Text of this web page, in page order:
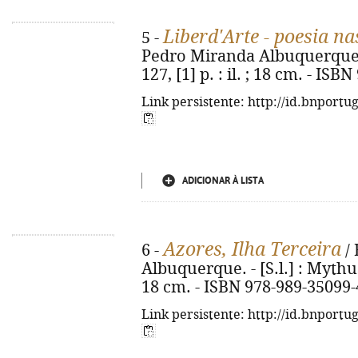
5 -Liberd'Arte - poesia
Pedro Miranda
127, [1] p. : il. ; 18 cm. - ISBN
Link persistente: http://
ADICIONAR À LISTA
6 -Azores, Ilha Terceira /
Albuquerque. - [S.l.] :
18 cm. - ISBN 978-989-
Link persistente: http://